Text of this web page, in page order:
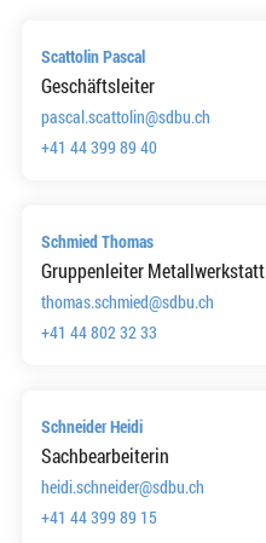
Scattolin Pascal
Geschäftsleiter
pascal.scattolin@sdbu.ch
+41 44 399 89 40
Schmied Thomas
Gruppenleiter Metallwerkstatt
thomas.schmied@sdbu.ch
+41 44 802 32 33
Schneider Heidi
Sachbearbeiterin
heidi.schneider@sdbu.ch
+41 44 399 89 15